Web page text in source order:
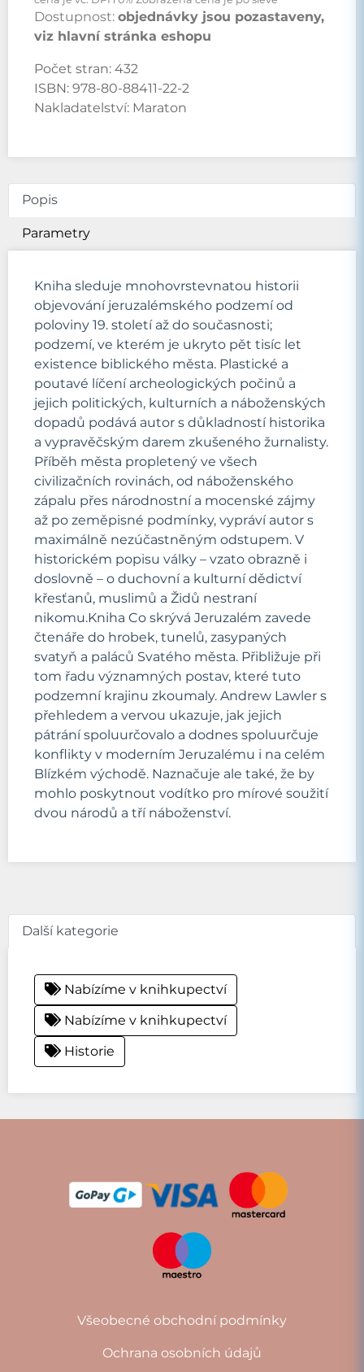
Dostupnost: objednávky jsou pozastaveny,
viz hlavní stránka eshopu
Počet stran: 432
ISBN: 978-80-88411-22-2
Nakladatelství: Maraton
Popis
Parametry
Kniha sleduje mnohovrstevnatou historii
objevování jeruzalémského podzemí od
poloviny 19. století až do současnosti;
podzemí, ve kterém je ukryto pět tisíc let
existence biblického města. Plastické a
poutavé líčení archeologických počinů a
jejich politických, kulturních a náboženských
dopadů podává autor s důkladností historika
a vypravěčským darem zkušeného žurnalisty.
Příběh města propletený ve všech
civilizačních rovinách, od náboženského
zápalu přes národnostní a mocenské zájmy
až po zeměpisné podmínky, vypráví autor s
maximálně nezúčastněným odstupem. V
historickém popisu války – vzato obrazně i
doslovně – o duchovní a kulturní dědictví
křesťanů, muslimů a Židů nestraní
nikomu.Kniha Co skrývá Jeruzalém zavede
čtenáře do hrobek, tunelů, zasypaných
svatyň a paláců Svatého města. Přibližuje při
tom řadu významných postav, které tuto
podzemní krajinu zkoumaly. Andrew Lawler s
přehledem a vervou ukazuje, jak jejich
pátrání spoluurčovalo a dodnes spoluurčuje
konflikty v moderním Jeruzalému i na celém
Blízkém východě. Naznačuje ale také, že by
mohlo poskytnout vodítko pro mírové soužití
dvou národů a tří náboženství.
Další kategorie
Nabízíme v knihkupectví
Nabízíme v knihkupectví
Historie
Všeobecné obchodní podmínky
Ochrana osobních údajů